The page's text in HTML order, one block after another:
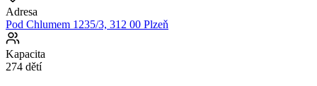
Adresa
Pod Chlumem 1235/3, 312 00 Plzeň
Kapacita
274 dětí